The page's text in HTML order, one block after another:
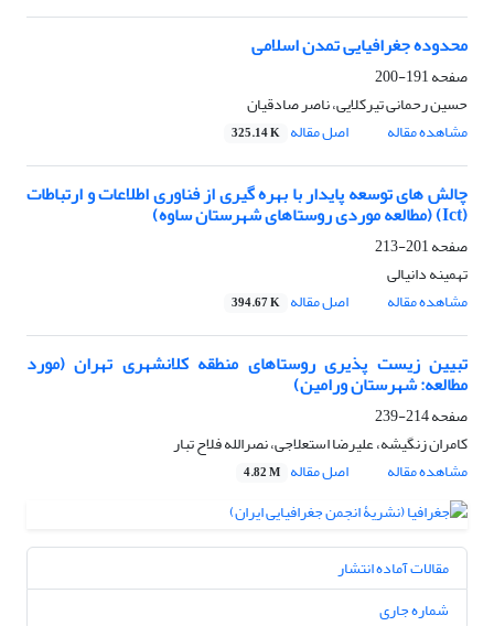
محدوده جغرافیایی تمدن اسلامی
صفحه191-200
حسین رحمانی تیرکلایی، ناصر صادقیان
مشاهده مقاله
اصل مقاله 325.14 K
چالش های توسعه پایدار با بهره گیری از فناوری اطلاعات و ارتباطات
(Ict) (مطالعه موردی روستاهای شهرستان ساوه)
صفحه201-213
تهمینه دانیالی
مشاهده مقاله
اصل مقاله 394.67 K
تبیین زیست پذیری روستاهای منطقه کلانشهری تهران (مورد
مطالعه: شهرستان ورامین)
صفحه214-239
کامران زنگیشه، علیرضا استعلاجی، نصرالله فلاح تبار
مشاهده مقاله
اصل مقاله 4.82 M
مقالات آماده انتشار
شماره جاری